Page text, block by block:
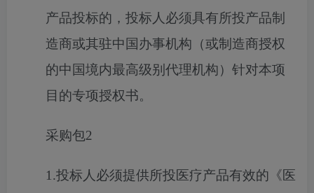
产品投标的，投标人必须具有所投产品制
造商或其驻中国办事机构（或制造商授权
的中国境内最高级别代理机构）针对本项
目的专项授权书。
采购包2
1.投标人必须提供所投医疗产品有效的《医